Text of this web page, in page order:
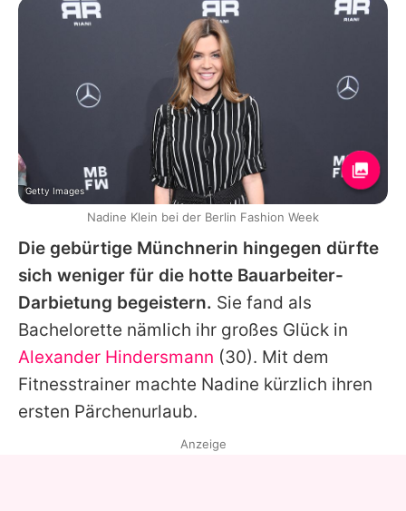
Die gebürtige Münchnerin hingegen dürfte
sich weniger für die hotte Bauarbeiter-
Darbietung begeistern. Sie fand als
Bachelorette nämlich ihr großes Glück in
Alexander Hindersmann (30). Mit dem
Fitnesstrainer machte Nadine kürzlich ihren
ersten Pärchenurlaub.
Getty Images
Nadine Klein bei der Berlin Fashion Week
Anzeige